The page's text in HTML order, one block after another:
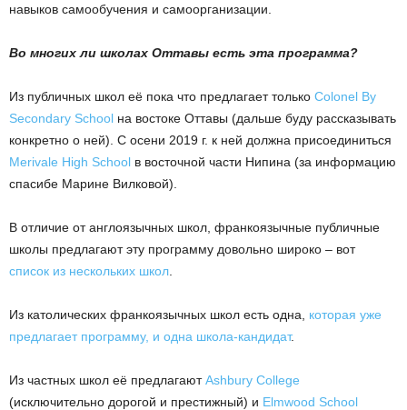
навыков самообучения и самоорганизации.
Во многих ли школах Оттавы есть эта программа?
Из публичных школ её пока что предлагает только Colonel By
Secondary School на востоке Оттавы (дальше буду рассказывать
конкретно о ней). С осени 2019 г. к ней должна присоединиться
Merivale High School в восточной части Нипина (за информацию
спасибе Марине Вилковой).
В отличие от англоязычных школ, франкоязычные публичные
школы предлагают эту программу довольно широко – вот
список из нескольких школ
Из католических франкоязычных школ есть одна, которая уже
предлагает программу, и одна школа-кандидат.
Из частных школ её предлагаютAshbury College
(исключительно дорогой и престижный) и Elmwood School